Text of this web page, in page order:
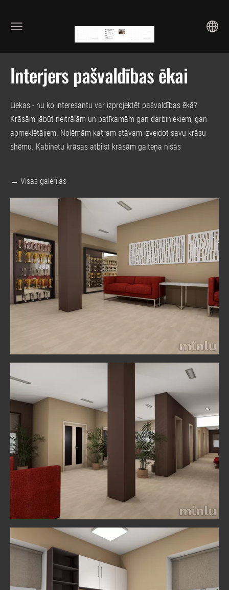
Interjers pašvaldības ēkai
Liekas - nu ko interesantu var izprojektēt pašvaldības ēkā?
Krāsām jābūt neitrālām un patīkamām gan darbiniekiem, gan
apmeklētājiem. Nolēmām katram stāvam izveidot savu krāsu
shēmu. Kabinetu krāsas atbilst krāsām gaiteņa nišās
Visas galerijas